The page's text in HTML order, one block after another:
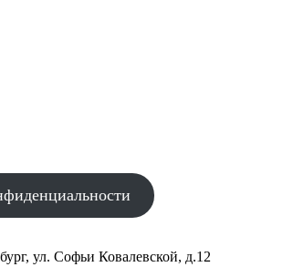
ул. Софьи Ковалевской, д.12